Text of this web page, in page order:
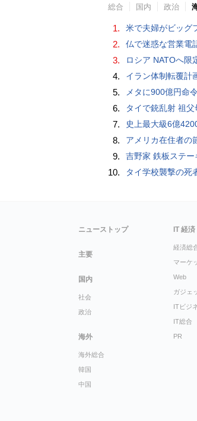
総合 国内 政治
1. 米で夫婦がビッグ
2. 仏で迷惑な営業電
3. ロシア NATOへ限
4. イラン体制転覆計
5. メタに900億円命
6. タイで銃乱射 祖
7. 史上最大級6億4200万件ものアカウント情報が
8. アメリカ在住者の
9. 吉野家 鉄板ステー
10. タイ学校襲撃の死
ニューストップ
主要
国内
社会
政治
海外
海外総合
韓国
中国
IT 経済
経済総
マーケ
Web
ガジェ
ITビジ
IT総合
PR